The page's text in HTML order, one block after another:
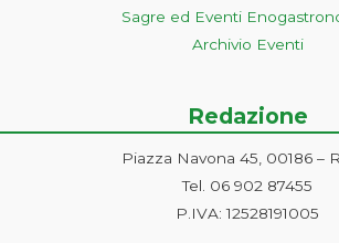
Sagre ed Eventi
Archivio Eventi
Redazione
Piazza Navona 45, 00186 –
Tel. 06 902 87455
P.IVA: 12528191005